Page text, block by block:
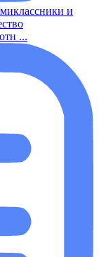
и
...